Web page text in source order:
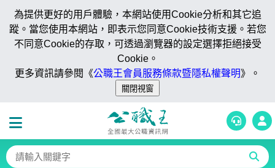
為提供更好的用戶體驗，本網站使用Cookie分析和其它追
蹤。當您使用本網站，即表示您同意Cookie技術支援。若您
不同意Cookie的存取，可透過瀏覽器的設定選擇拒絕接受
Cookie。
更多資訊請參閱《公職王會員服務條款暨隱私權聲明》。